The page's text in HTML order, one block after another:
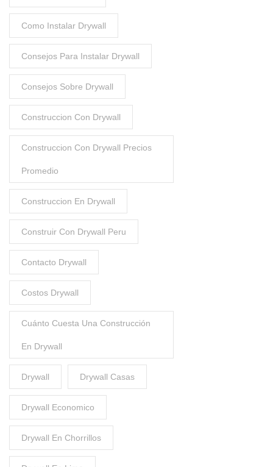
Como Instalar Drywall
Consejos Para Instalar Drywall
Consejos Sobre Drywall
Construccion Con Drywall
Construccion Con Drywall Precios
Promedio
Construccion En Drywall
Construir Con Drywall Peru
Contacto Drywall
Costos Drywall
Cuánto Cuesta Una Construcción
En Drywall
Drywall Drywall Casas
Drywall Economico
Drywall En Chorrillos